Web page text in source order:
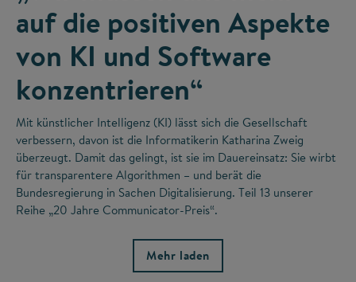
auf die positiven Aspekte
von KI und Software
konzentrieren“
Mit künstlicher Intelligenz (KI) lässt sich die Gesellschaft
verbessern, davon ist die Informatikerin Katharina Zweig
überzeugt. Damit das gelingt, ist sie im Dauereinsatz: Sie wirbt
für transparentere Algorithmen – und berät die
Bundesregierung in Sachen Digitalisierung. Teil 13 unserer
Reihe „20 Jahre Communicator-Preis“.
Mehr laden